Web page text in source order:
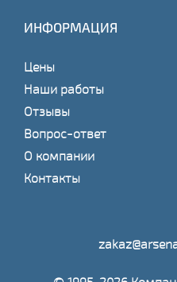
ИНФОРМАЦИЯ
Цены
Наши работы
Отзывы
Вопрос-ответ
О компании
Контакты